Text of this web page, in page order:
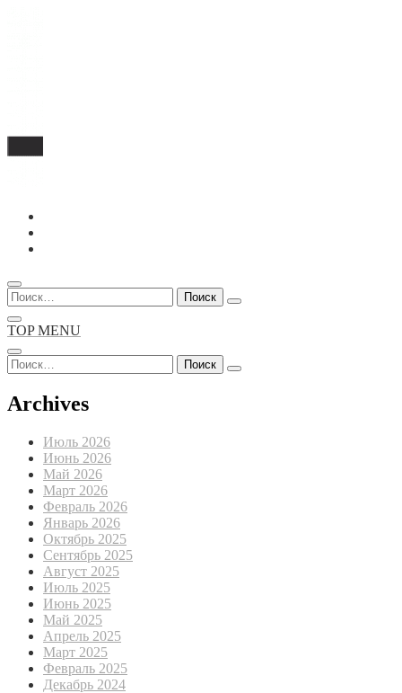
Перейти
содержимому
Найти:
TOP MENU
Найти:
Archives
Июль 2026
Июнь 2026
Май 2026
Март 2026
Февраль 2026
Январь 2026
Октябрь 2025
Сентябрь 2025
Август 2025
Июль 2025
Июнь 2025
Май 2025
Апрель 2025
Март 2025
Февраль 2025
Декабрь 2024